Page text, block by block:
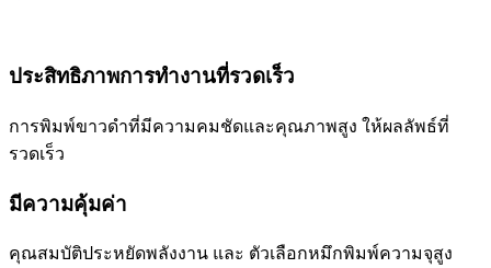
ประสิทธิภาพการทำงานที่รวดเร็ว
การพิมพ์ขาวดำที่มีความคมชัดและคุณภาพสูง ให้ผลลัพธ์ที่
รวดเร็ว
มีความคุ้มค่า
คุณสมบัติประหยัดพลังงาน และ ตัวเลือกหมึกพิมพ์ความจุสูง